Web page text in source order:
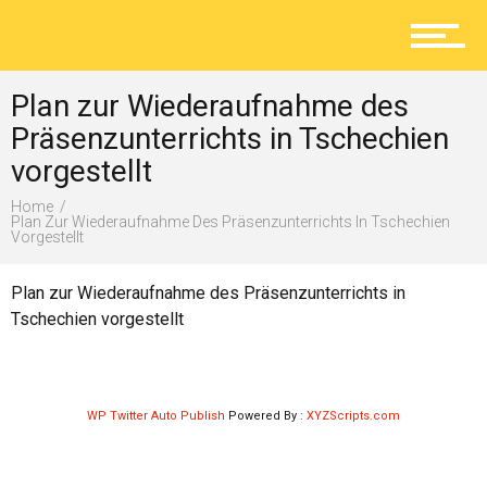
Lokal
Ratgeber
Service
Plan zur Wiederaufnahme des
Präsenzunterrichts in Tschechien
vorgestellt
Home
Plan Zur Wiederaufnahme Des Präsenzunterrichts In Tschechien
Vorgestellt
Plan zur Wiederaufnahme des Präsenzunterrichts in
Tschechien vorgestellt
WP Twitter Auto Publish Powered By : XYZScripts.com